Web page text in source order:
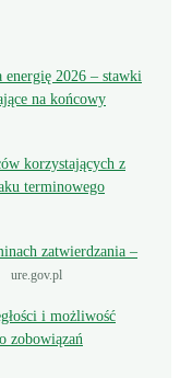
energię 2026 – stawki
na końcowy
korzystających z
terminowego
zatwierdzania –
ure.gov.pl
i możliwość
zobowiązań